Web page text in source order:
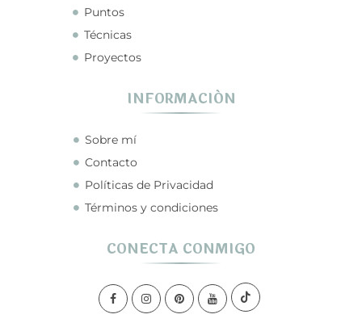
Puntos
Técnicas
Proyectos
INFORMACIÓN
Sobre mí
Contacto
Políticas de Privacidad
Términos y condiciones
CONECTA CONMIGO